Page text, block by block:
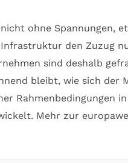
nicht ohne Spannungen,
den Zuzug
sind deshalb
bleibt, wie sich
Rahmenbedingungen
Mehr zur